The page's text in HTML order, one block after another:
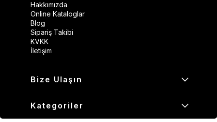
Hakkımızda
Online Kataloglar
Blog
Sipariş Takibi
KVKK
İletişim
Bize Ulaşın
Kategoriler